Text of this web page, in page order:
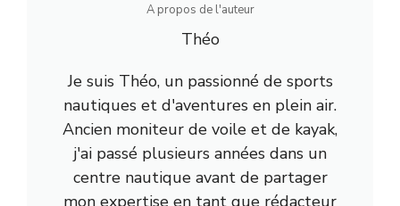
A propos de l'auteur
Théo
Je suis Théo, un passionné de sports
nautiques et d'aventures en plein air.
Ancien moniteur de voile et de kayak,
j'ai passé plusieurs années dans un
centre nautique avant de partager
mon expertise en tant que rédacteur